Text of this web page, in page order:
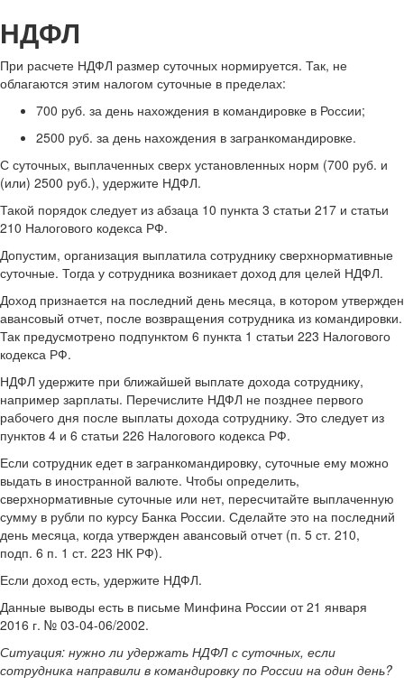
НДФЛ
При расчете НДФЛ размер суточных нормируется. Так, не
облагаются этим налогом суточные в пределах:
700 руб. за день нахождения в командировке в России;
2500 руб. за день нахождения в загранкомандировке.
С суточных, выплаченных сверх установленных норм (700 руб. и
(или) 2500 руб.), удержите НДФЛ.
Такой порядок следует из абзаца 10 пункта 3 статьи 217 и статьи
210 Налогового кодекса РФ.
Допустим, организация выплатила сотруднику сверхнормативные
суточные. Тогда у сотрудника возникает доход для целей НДФЛ.
Доход признается на последний день месяца, в котором утвержден
авансовый отчет, после возвращения сотрудника из командировки.
Так предусмотрено подпунктом 6 пункта 1 статьи 223 Налогового
кодекса РФ.
НДФЛ удержите при ближайшей выплате дохода сотруднику,
например зарплаты. Перечислите НДФЛ не позднее первого
рабочего дня после выплаты дохода сотруднику. Это следует из
пунктов 4 и 6 статьи 226 Налогового кодекса РФ.
Если сотрудник едет в загранкомандировку, суточные ему можно
выдать в иностранной валюте. Чтобы определить,
сверхнормативные суточные или нет, пересчитайте выплаченную
сумму в рубли по курсу Банка России. Сделайте это на последний
день месяца, когда утвержден авансовый отчет (п. 5 ст. 210,
подп. 6 п. 1 ст. 223 НК РФ).
Если доход есть, удержите НДФЛ.
Данные выводы есть в письме Минфина России от 21 января
2016 г. № 03-04-06/2002.
Ситуация: нужно ли удержать НДФЛ с суточных, если
сотрудника направили в командировку по России на один день?